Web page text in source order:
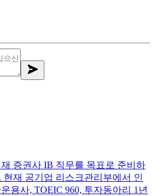
증권사 IB 직무를 목표로 준비하
현재 공기업 리스크관리부에서 인
용사, TOEIC 960, 투자동아리 1년